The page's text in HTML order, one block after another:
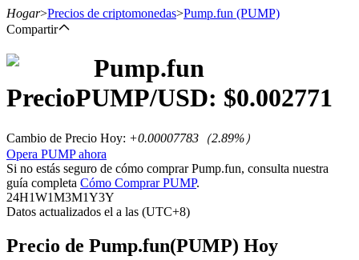
Futuros del USDT
Hogar>Precios de criptomonedas>Pump.fun (PUMP)
Compartir
Pump.fun
PrecioPUMP/USD: $0.002771
Cambio de Precio Hoy: +0.00007783 （2.89%）
Opera PUMP ahora
Si no estás seguro de cómo comprar Pump.fun, consulta nuestra
guía completa Cómo Comprar PUMP.
24H1W1M3M1Y3Y
Datos actualizados el a las (UTC+8)
Precio de Pump.fun(PUMP) Hoy